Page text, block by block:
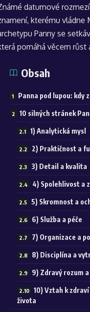
datumové
kterému vládne
Panny se
pomáhá věcem růst
Obsah
Panna pod lupou: kdy
10 silných stránek
1) Analytická mysl
2) Praktičnost a
3) Detail a kvalita
4) Spolehlivost a
5) Skromnost a
6) Služba a péče
7) Organizace a
8) Disciplína a
9) Zdravý rozum
10) Vztah k
života